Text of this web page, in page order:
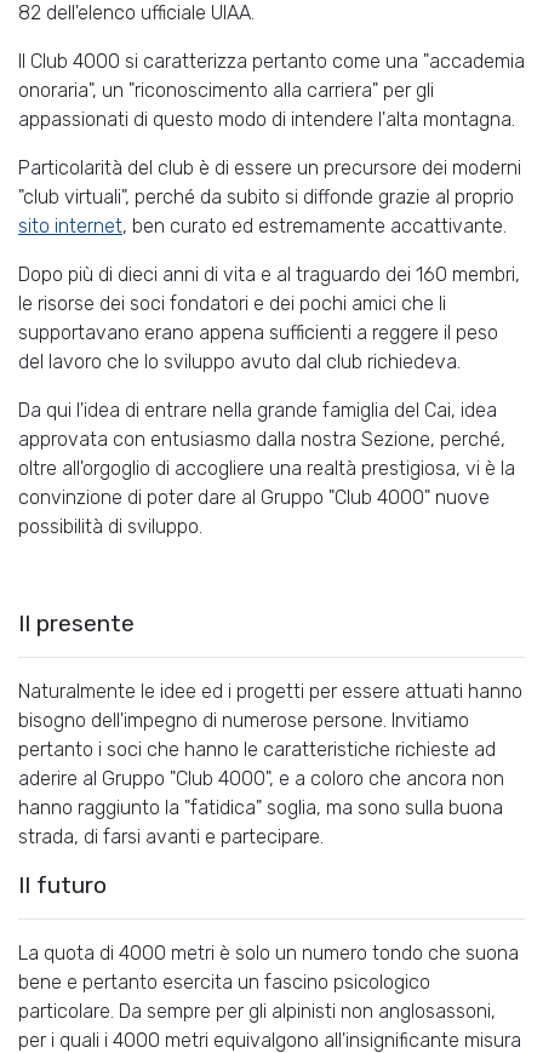
82 dell'elenco ufficiale UIAA.
Il Club 4000 si caratterizza pertanto come una "accademia
onoraria", un "riconoscimento alla carriera" per gli
appassionati di questo modo di intendere l'alta montagna.
Particolarità del club è di essere un precursore dei moderni
"club virtuali", perché da subito si diffonde grazie al proprio
sito internet, ben curato ed estremamente accattivante.
Dopo più di dieci anni di vita e al traguardo dei 160 membri,
le risorse dei soci fondatori e dei pochi amici che li
supportavano erano appena sufficienti a reggere il peso
del lavoro che lo sviluppo avuto dal club richiedeva.
Da qui l'idea di entrare nella grande famiglia del Cai, idea
approvata con entusiasmo dalla nostra Sezione, perché,
oltre all'orgoglio di accogliere una realtà prestigiosa, vi è la
convinzione di poter dare al Gruppo "Club 4000" nuove
possibilità di sviluppo.
Il presente
Naturalmente le idee ed i progetti per essere attuati hanno
bisogno dell'impegno di numerose persone. Invitiamo
pertanto i soci che hanno le caratteristiche richieste ad
aderire al Gruppo "Club 4000", e a coloro che ancora non
hanno raggiunto la "fatidica" soglia, ma sono sulla buona
strada, di farsi avanti e partecipare.
Il futuro
La quota di 4000 metri è solo un numero tondo che suona
bene e pertanto esercita un fascino psicologico
particolare. Da sempre per gli alpinisti non anglosassoni,
per i quali i 4000 metri equivalgono all'insignificante misura